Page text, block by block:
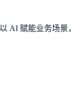
AI 赋能业务场